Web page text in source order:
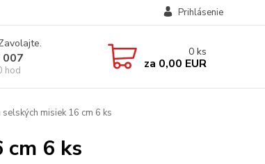
Prihlásenie
007
hod
0 ks
za 0,00 EUR
misiek 16 cm 6 ks
cm 6 ks